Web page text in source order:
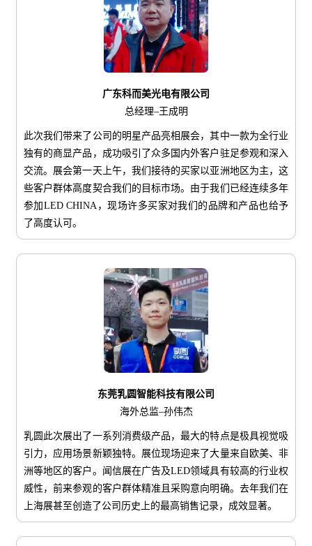
广东科而美光电有限公司
总经理–王成明
此次我们带来了公司的明星产品亮相展会，其中一款为全行业
独有的商显产品，成功吸引了众多国内外客户驻足参观和深入
交流。展会第一天上午，我们接待的买家以亚洲地区为主，这
些客户群体高度契合我们的目标市场。由于我们已经连续多年
参加LED CHINA，现场许多买家对我们的品牌和产品也给予
了高度认可。
东莞乳圆智能科技有限公司
海外总监–孙伟杰
乳圆此次展出了一系列消费级产品，最大的特点是极具视觉吸
引力，应用场景新颖独特。展位现场迎来了大量来自欧美、非
洲等地区的客户。闻信展在广告及LED领域具有较高的行业权
威性，前来参观的客户群体精准且采购意向明确。去年我们在
上海展甚至创造了公司历史上的最高销售记录，成效显著。